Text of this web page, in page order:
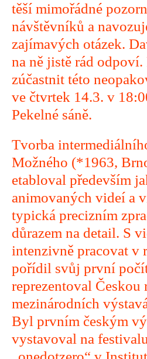
těší mimořádné
návštěvníků a
zajímavých otázek.
na ně jistě rád
zúčastnit této
ve čtvrtek 14.3. v
Pekelné sáně.
Tvorba
Možného (*1963,
etabloval především
animovaných videí a
typická precizním
důrazem na detail. S
intenzivně pracovat v
pořídil svůj první
reprezentoval Českou
mezinárodních
Byl prvním českým
vystavoval na